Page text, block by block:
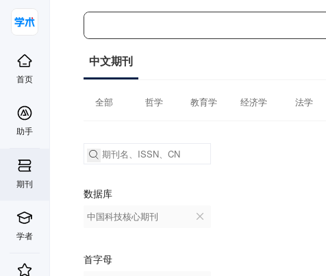
首页
助手
期刊
学者
中文期刊
全部 哲学 教育学 经济学 法学
数据库
中国科技核心期刊
首字母